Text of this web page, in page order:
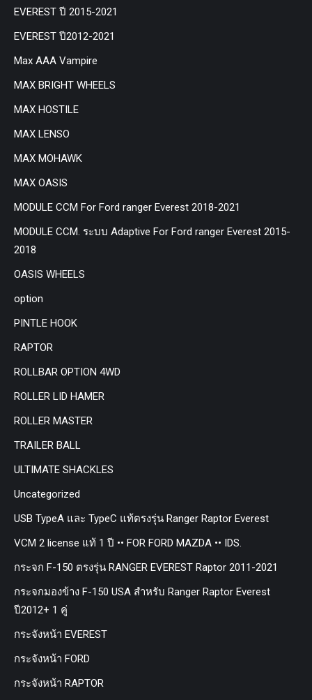
EVEREST ปี 2015-2021
EVEREST ปี2012-2021
Max AAA Vampire
MAX BRIGHT WHEELS
MAX HOSTILE
MAX LENSO
MAX MOHAWK
MAX OASIS
MODULE CCM For Ford ranger Everest 2018-2021
MODULE CCM. ระบบ Adaptive For Ford ranger Everest 2015-
2018
OASIS WHEELS
option
PINTLE HOOK
RAPTOR
ROLLBAR OPTION 4WD
ROLLER LID HAMER
ROLLER MASTER
TRAILER BALL
ULTIMATE SHACKLES
Uncategorized
USB TypeA และ TypeC แท้ตรงรุ่น Ranger Raptor Everest
VCM 2 license แท้ 1 ปี •• FOR FORD MAZDA •• IDS.
กระจก F-150 ตรงรุ่น RANGER EVEREST Raptor 2011-2021
กระจกมองข้าง F-150 USA สำหรับ Ranger Raptor Everest
ปี2012+ 1 คู่
กระจังหน้า EVEREST
กระจังหน้า FORD
กระจังหน้า RAPTOR